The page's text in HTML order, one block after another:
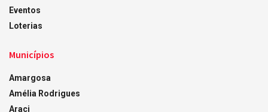
Eventos
Loterias
Municípios
Amargosa
Amélia Rodrigues
Araci